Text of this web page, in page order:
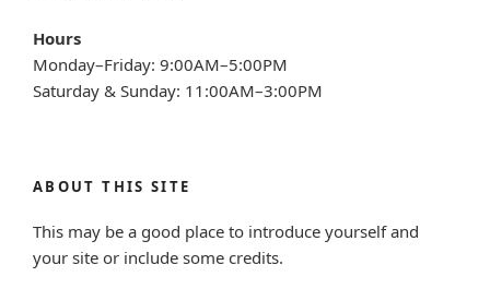
Hours
Monday–Friday: 9:00AM–5:00PM
Saturday & Sunday: 11:00AM–3:00PM
ABOUT THIS SITE
This may be a good place to introduce yourself and
your site or include some credits.